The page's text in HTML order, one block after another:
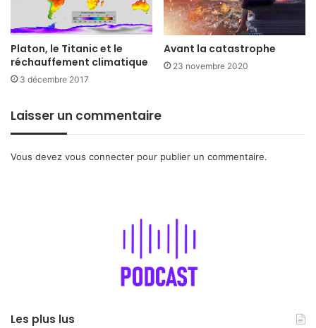
Platon, le Titanic et le
réchauffement climatique
3 décembre 2017
Avant la catastrophe
23 novembre 2020
Laisser un commentaire
Vous devez vous connecter pour publier un commentaire.
Les plus lus